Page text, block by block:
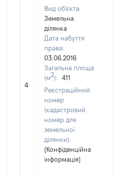
4
Вид об'єкта:
Земельна
ділянка
Дата набуття
права:
03.06.2016
Загальна площа
(м2):
411
Реєстраційний
номер
(кадастровий
номер для
земельної
ділянки):
[Конфіденційна
інформація]